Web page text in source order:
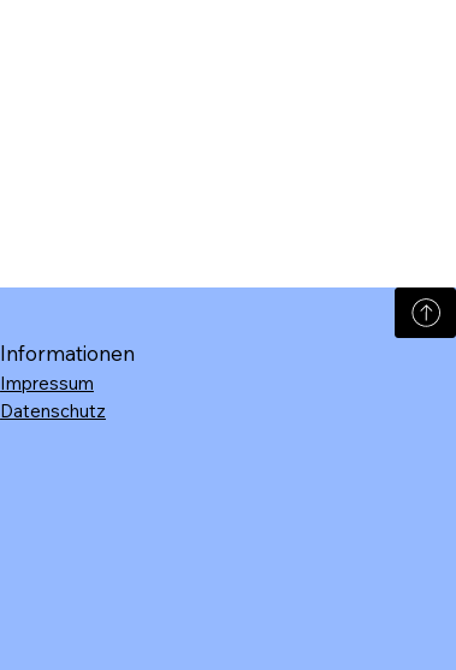
Informationen
Impressum
Datenschutz